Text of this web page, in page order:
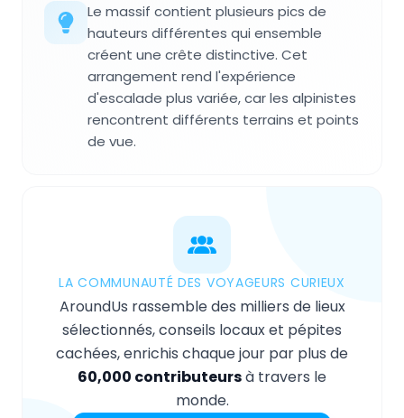
Le massif contient plusieurs pics de
hauteurs différentes qui ensemble
créent une crête distinctive. Cet
arrangement rend l'expérience
d'escalade plus variée, car les alpinistes
rencontrent différents terrains et points
de vue.
LA COMMUNAUTÉ DES VOYAGEURS CURIEUX
AroundUs rassemble des milliers de lieux
sélectionnés, conseils locaux et pépites
cachées, enrichis chaque jour par plus de
60,000 contributeursà travers le
monde.